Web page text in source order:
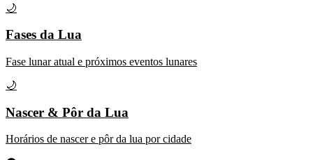
🌙
Fases da Lua
Fase lunar atual e próximos eventos lunares
🌙
Nascer & Pôr da Lua
Horários de nascer e pôr da lua por cidade